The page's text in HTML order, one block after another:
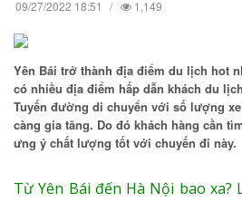
09/27/2022 18:51 1,149
Yên Bái trở thành địa điểm du lịch hot
có nhiều địa điểm hấp dẫn khách du
Tuyến đường di chuyển với số lượng
càng gia tăng. Do đó khách hàng cần
ưng ý chất lượng tốt với chuyến đi này.
Từ Yên Bái đến Hà Nội bao xa?